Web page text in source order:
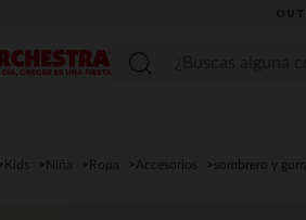
Kids Niña Ropa Accesorios sombrero y